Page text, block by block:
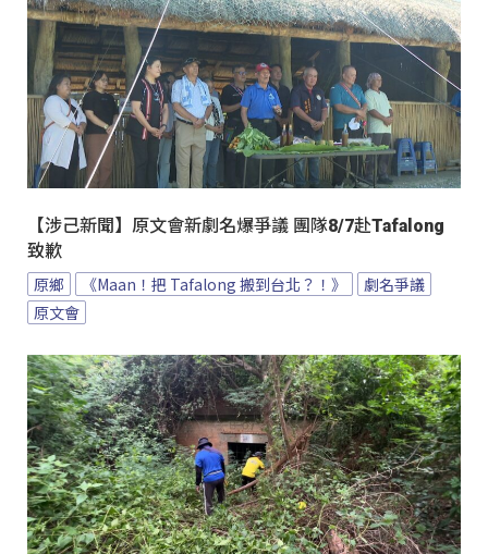
【涉己新聞】原文會新劇名爆爭議 團隊8/7赴Tafalong
致歉
原鄉 《Maan！把 Tafalong 搬到台北？！》
劇名爭議
原文會